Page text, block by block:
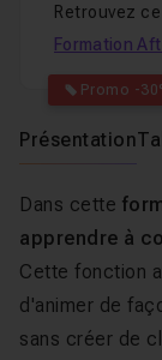
Retrouvez
Promo -
Formation
Présentation
Dans cette
apprendre à
Cette fonction
d'animer de
sans créer de